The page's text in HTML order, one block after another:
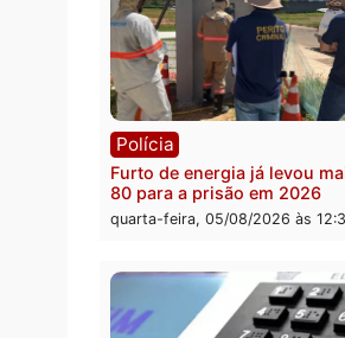
Polícia
O dinheiro do crime: PF
apreende R$ 2 milhões
Velho e expõe esquema
milionário de lavagem